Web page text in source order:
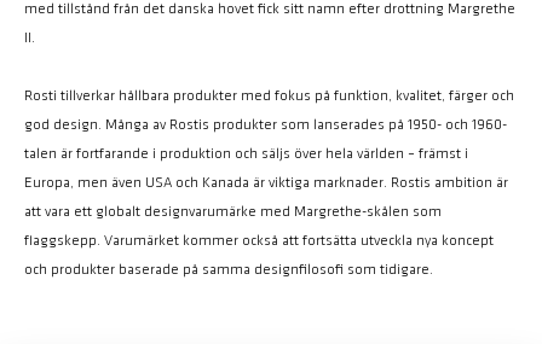
med tillstånd från det danska hovet fick sitt namn efter drottning Margrethe
Rosti tillverkar hållbara produkter med fokus på funktion, kvalitet, färger och
god design. Många av Rostis produkter som lanserades på 1950- och 1960-
talen är fortfarande i produktion och säljs över hela världen – främst i
Europa, men även USA och Kanada är viktiga marknader. Rostis ambition är
att vara ett globalt designvarumärke med Margrethe-skålen som
flaggskepp. Varumärket kommer också att fortsätta utveckla nya koncept
och produkter baserade på samma designfilosofi som tidigare.